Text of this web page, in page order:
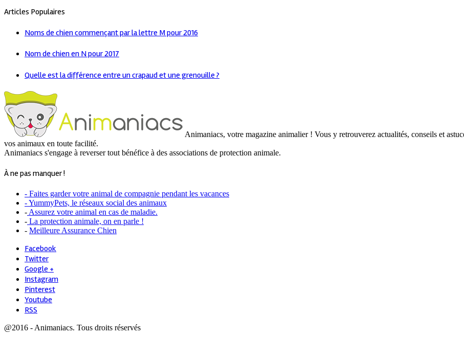
Articles Populaires
Noms de chien commençant par la lettre M pour 2016
Nom de chien en N pour 2017
Quelle est la différence entre un crapaud et une grenouille ?
Animaniacs, votre magazine animalier ! Vous y retrouverez actualités, conseils et
vos animaux en toute facilité.
Animaniacs s'engage à reverser tout bénéfice à des associations de protection animale.
À ne pas manquer !
- Faites garder votre animal de compagnie pendant les vacances
- YummyPets, le réseaux social des animaux
- Assurez votre animal en cas de maladie.
- La protection animale, on en parle !
- Meilleure Assurance Chien
Facebook
Twitter
Google +
Instagram
Pinterest
Youtube
RSS
@2016 - Animaniacs. Tous droits réservés